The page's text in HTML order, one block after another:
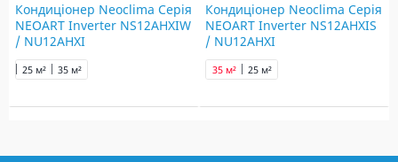
Кондиціонер Neoclima Серія
NEOART Inverter NS12AHXIW
/ NU12AHXI
25 м² 35 м²
Кондиціонер Neoclima Серія
NEOART Inverter NS12AHXIS
/ NU12AHXI
25 м²
35 м²